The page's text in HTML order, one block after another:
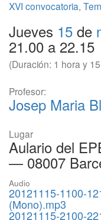
XVI convocatoria,
Jueves 15 de
21.00 a 22.15
(Duración: 1 hora y
Profesor:
Josep Maria
Lugar
Aulario del
— 08007
Audio
20121115-1100-
(Mono).mp3
20121115-2100-